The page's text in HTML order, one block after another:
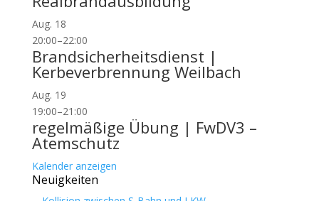
Aug. 18
20:00–22:00
Brandsicherheitsdienst |
Kerbeverbrennung Weilbach
Aug. 19
19:00–21:00
regelmäßige Übung | FwDV3 –
Atemschutz
Kalender anzeigen
Neuigkeiten